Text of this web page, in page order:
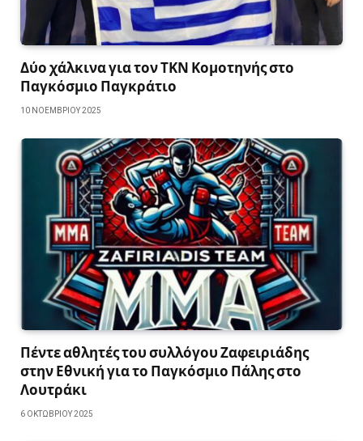
Δύο χάλκινα για τον ΤΚΝ Κομοτηνής στο
Παγκόσμιο Παγκράτιο
10 ΝΟΕΜΒΡΊΟΥ 2025
Πέντε αθλητές του συλλόγου Ζαφειριάδης
στην Εθνική για το Παγκόσμιο Πάλης στο
Λουτράκι
6 ΟΚΤΩΒΡΊΟΥ 2025